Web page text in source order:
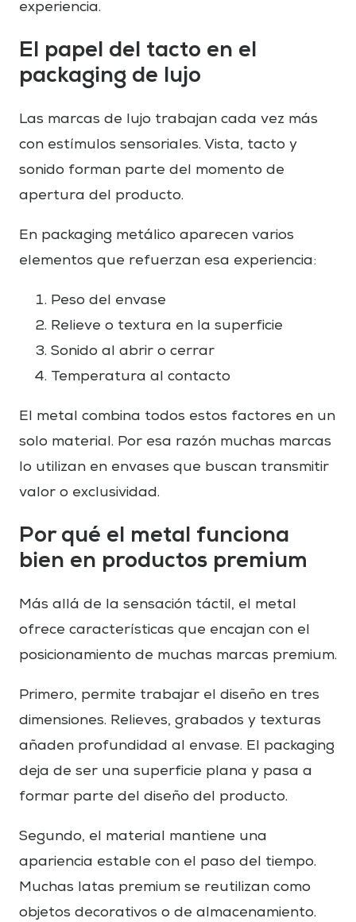
experiencia.
El papel del tacto en el
packaging de lujo
Las marcas de lujo trabajan cada vez más
con estímulos sensoriales. Vista, tacto y
sonido forman parte del momento de
apertura del producto.
En packaging metálico aparecen varios
elementos que refuerzan esa experiencia:
Peso del envase
Relieve o textura en la superficie
Sonido al abrir o cerrar
Temperatura al contacto
El metal combina todos estos factores en un
solo material. Por esa razón muchas marcas
lo utilizan en envases que buscan transmitir
valor o exclusividad.
Por qué el metal funciona
bien en productos premium
Más allá de la sensación táctil, el metal
ofrece características que encajan con el
posicionamiento de muchas marcas premium.
Primero, permite trabajar el diseño en tres
dimensiones. Relieves, grabados y texturas
añaden profundidad al envase. El packaging
deja de ser una superficie plana y pasa a
formar parte del diseño del producto.
Segundo, el material mantiene una
apariencia estable con el paso del tiempo.
Muchas latas premium se reutilizan como
objetos decorativos o de almacenamiento.